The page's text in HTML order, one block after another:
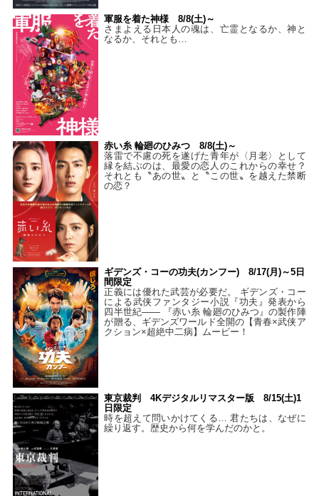
軍服を着た神様 8/8(土)～
さまよえる日本人の魂は、亡霊となるか、神と
なるか、それとも…
赤い糸 輪廻のひみつ 8/8(土)～
落雷で不慮の死を遂げた青年が〈月老〉として
縁を結ぶのは、最愛の恋人のこれからの幸せ？
それとも〝あの世〟と〝この世〟を越えた禁断
の恋？
ギデンズ・コーの功夫(カンフー) 8/17(月)～5日
間限定
正義には優れた武芸が必要だ。 ギデンズ・コー
による武侠ファンタジー小説『功夫』発表から
四半世紀―― 『赤い糸 輪廻のひみつ』の製作陣
が贈る、ギデンズワールド全開の【青春×武侠ア
クション×超絶中二病】ムービー！
東京裁判 4Kデジタルリマスター版 8/15(土)1
日限定
時を超えて問いかけてくる… 君たちは、なぜに
繰り返す。歴史から何を学んだのかと。